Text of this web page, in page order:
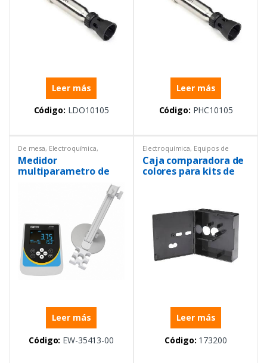
Leer más
Código: LDO10105
Leer más
Código: PHC10105
De mesa, Electroquímica,
Equipos de Laboratorio
Multiparámetros
Medidor
multiparametro de
soporte para
Electrodo
Leer más
Código: EW-35413-00
Electroquímica, Equipos de
Laboratorio Repuestos
Caja comparadora de
colores para kits de
Leer más
Código: 173200